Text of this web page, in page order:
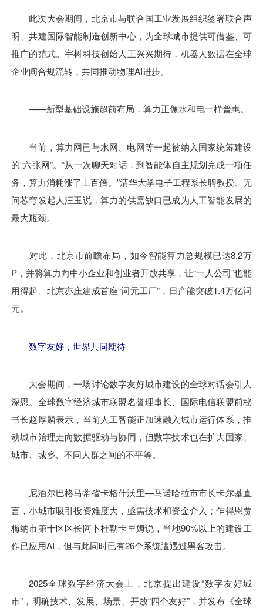
此次大会期间，北京市与联合国工业发展组织签署联合声
明、共建国际智能制造创新中心，为全球城市提供可借鉴、可
推广的范式。宇树科技创始人王兴兴期待，机器人数据在全球
企业间合规流转，共同推动物理AI进步。
——新型基础设施超前布局，算力正像水和电一样普惠。
当前，算力网已与水网、电网等一起被纳入国家统筹建设
的“六张网”。“从一次聊天对话，到智能体自主规划完成一项任
务，算力消耗涨了上百倍。”清华大学电子工程系长聘教授、无
问芯穹发起人汪玉说，算力的供需缺口已成为人工智能发展的
最大瓶颈。
对此，北京市前瞻布局，如今智能算力总规模已达8.2万
P，并将算力向中小企业和创业者开放共享，让“一人公司”也能
用得起。北京亦庄建成首座“词元工厂”，日产能突破1.4万亿词
元。
数字友好，世界共同期待
大会期间，一场讨论数字友好城市建设的全球对话会引人
深思。全球数字经济城市联盟名誉理事长、国际电信联盟前秘
书长赵厚麟表示，当前人工智能正加速融入城市运行体系，推
动城市治理走向数据驱动与协同，但数字技术也在扩大国家、
城市、城乡、不同人群之间的不平等。
尼泊尔巴格马蒂省卡格什沃里—马诺哈拉市市长卡尔基直
言，小城市吸引投资难度大，亟需技术和资金介入；乍得恩贾
梅纳市第十区区长阿卜杜勒卡里姆说，当地90%以上的建设工
作已应用AI，但与此同时已有26个系统遭遇过黑客攻击。
2025全球数字经济大会上，北京提出建设“数字友好城
市”，明确技术、发展、场景、开放“四个友好”，并发布《全球